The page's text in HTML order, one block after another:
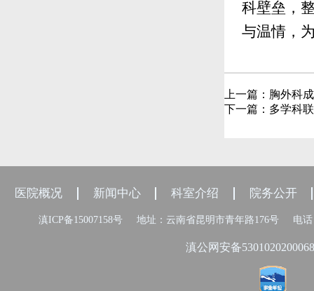
科壁垒，
与温情，
上一篇： 胸外科
下一篇： 多学科
医院概况 新闻中心 科室介绍 院务公开
滇ICP备15007158号 地址：云南省昆明市青年路176号 电话
滇公网安备